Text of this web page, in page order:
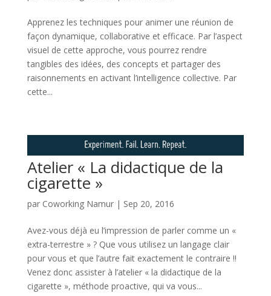
Apprenez les techniques pour animer une réunion de
façon dynamique, collaborative et efficace. Par l’aspect
visuel de cette approche, vous pourrez rendre
tangibles des idées, des concepts et partager des
raisonnements en activant l’intelligence collective. Par
cette...
Atelier « La didactique de la
cigarette »
par Coworking Namur| Sep 20, 2016
Avez-vous déjà eu l’impression de parler comme un «
extra-terrestre » ? Que vous utilisez un langage clair
pour vous et que l’autre fait exactement le contraire !!
Venez donc assister à l’atelier « la didactique de la
cigarette », méthode proactive, qui va vous...